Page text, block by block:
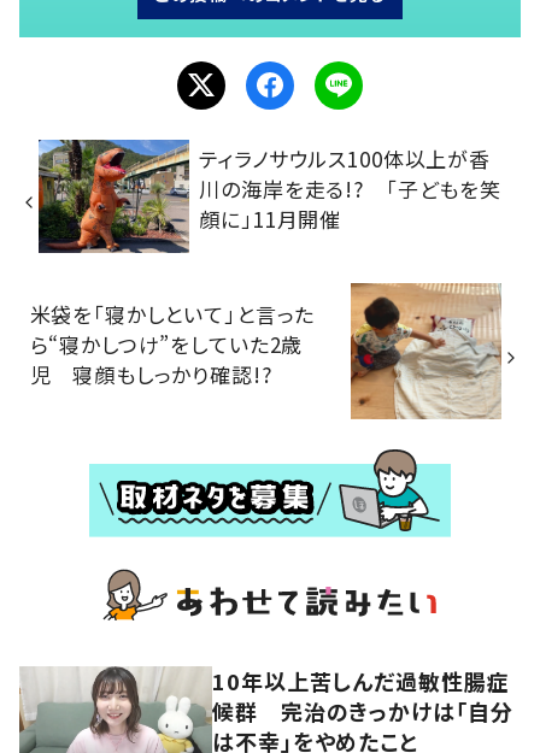
ティラノサウルス100体以上が香
川の海岸を走る!? 「子どもを笑
顔に」11月開催
米袋を「寝かしといて」と言った
ら“寝かしつけ”をしていた2歳
児 寝顔もしっかり確認!?
10年以上苦しんだ過敏性腸症
候群 完治のきっかけは「自分
は不幸」をやめたこと